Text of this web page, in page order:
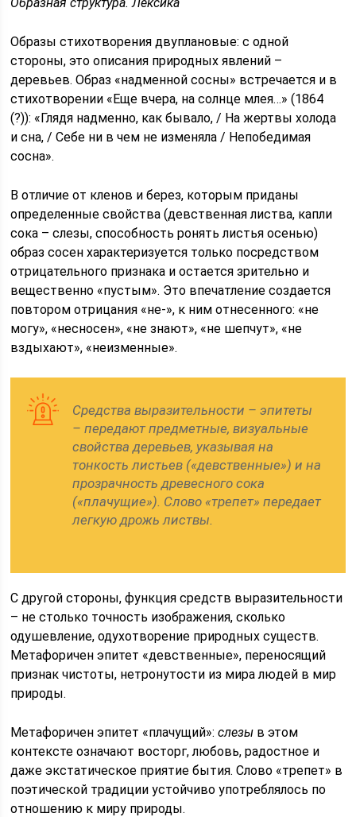
Образы стихотворения двуплановые: с одной
стороны, это описания природных явлений –
деревьев. Образ «надменной сосны» встречается и в
стихотворении «Еще вчера, на солнце млея…» (1864
(?)): «Глядя надменно, как бывало, / На жертвы холода
и сна, / Себе ни в чем не изменяла / Непобедимая
сосна».
В отличие от кленов и берез, которым приданы
определенные свойства (девственная листва, капли
сока – слезы, способность ронять листья осенью)
образ сосен характеризуется только посредством
отрицательного признака и остается зрительно и
вещественно «пустым». Это впечатление создается
повтором отрицания «не-», к ним отнесенного: «не
могу», «несносен», «не знают», «не шепчут», «не
вздыхают», «неизменные».
Средства выразительности – эпитеты
– передают предметные, визуальные
свойства деревьев, указывая на
тонкость листьев («девственные») и на
прозрачность древесного сока
(«плачущие»). Слово «трепет» передает
легкую дрожь листвы.
С другой стороны, функция средств выразительности
– не столько точность изображения, сколько
одушевление, одухотворение природных существ.
Метафоричен эпитет «девственные», переносящий
признак чистоты, нетронутости из мира людей в мир
природы.
Метафоричен эпитет «плачущий»:слезы в этом
контексте означают восторг, любовь, радостное и
даже экстатическое приятие бытия. Слово «трепет» в
поэтической традиции устойчиво употреблялось по
отношению к миру природы.